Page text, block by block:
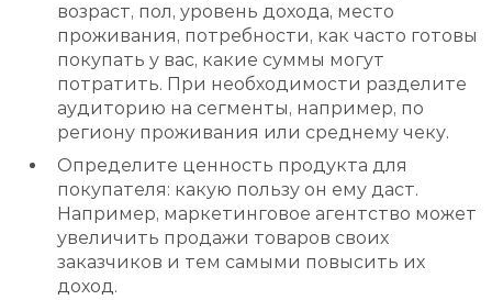
возраст, пол, уровень дохода, место
проживания, потребности, как часто готовы
покупать у вас, какие суммы могут
потратить. При необходимости разделите
аудиторию на сегменты, например, по
региону проживания или среднему чеку.
Определите ценность продукта для
покупателя: какую пользу он ему даст.
Например, маркетинговое агентство может
увеличить продажи товаров своих
заказчиков и тем самыми повысить их
доход.